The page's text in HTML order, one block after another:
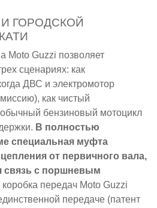
ГОРОДСКОЙ
Moto Guzzi позволяет
сценариях: как
ДВС и электромотор
как чистый
обычный бензиновый мотоцикл
В полностью
специальная муфта
от первичного вала,
связь с поршневым
передач Moto Guzzi
передаче (патент